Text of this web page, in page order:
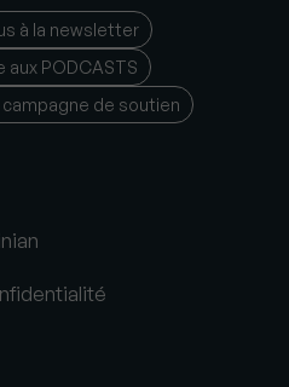
à la newsletter
aux PODCASTS
de soutien